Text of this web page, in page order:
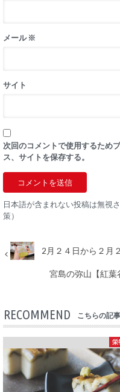
メール※
サイト
次回のコメントで使用するため
ス、サイトを保存する。
日本語が含まれない投稿は無視
策）
2月２４日から２月
宮島の弥山【紅葉
RECOMMEND こちらの記
栄